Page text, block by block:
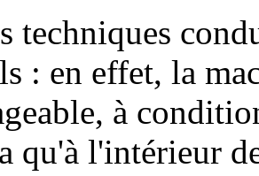
techniques
: en effet, la
à
qu'à l'intérieur